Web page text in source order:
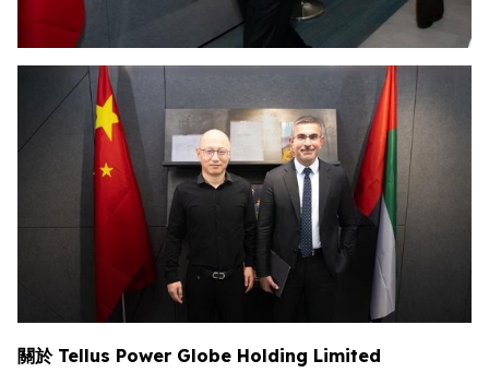
關於 Tellus Power Globe Holding Limited